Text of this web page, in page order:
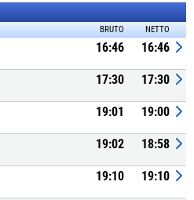
BRUTO NETTO
16:46 16:46
17:30 17:30
19:01 19:00
19:02 18:58
19:10 19:10